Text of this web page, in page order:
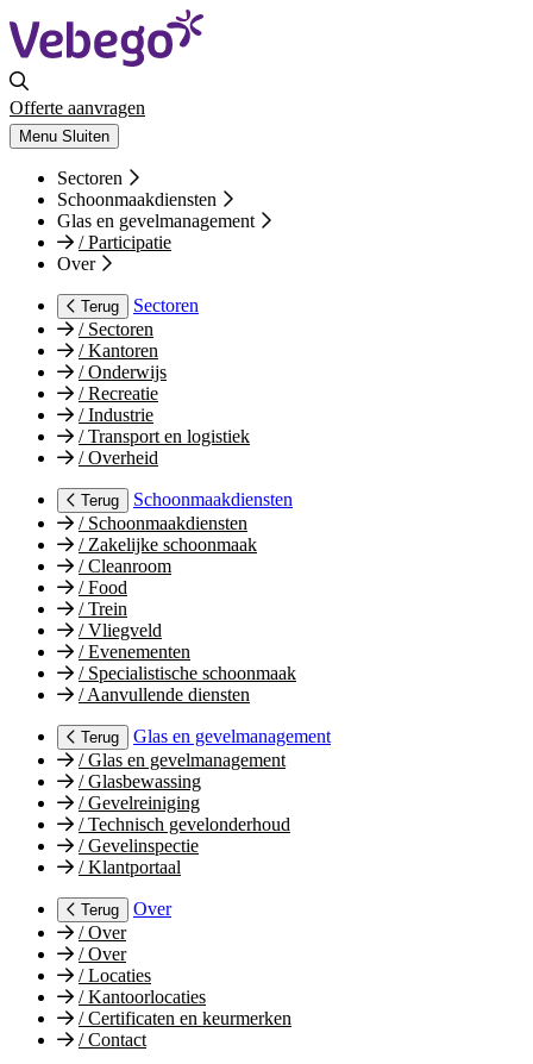
Offerte aanvragen
Menu Sluiten
Sectoren
Schoonmaakdiensten
Glas en gevelmanagement
/Participatie
Over
Terug
Sectoren
/Sectoren
/Kantoren
/Onderwijs
/Recreatie
/Industrie
/Transport en logistiek
/Overheid
Terug
Schoonmaakdiensten
/Schoonmaakdiensten
/Zakelijke schoonmaak
/Cleanroom
/Food
/Trein
/Vliegveld
/Evenementen
/Specialistische schoonmaak
/Aanvullende diensten
Terug
Glas en gevelmanagement
/Glas en gevelmanagement
/Glasbewassing
/Gevelreiniging
/Technisch gevelonderhoud
/Gevelinspectie
/Klantportaal
Terug
Over
/Over
/Over
/Locaties
/Kantoorlocaties
/Certificaten en keurmerken
/Contact